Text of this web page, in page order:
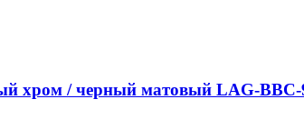
хром / черный матовый LAG-BBC-